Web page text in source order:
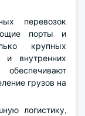
перевозок
порты и
крупных
и внутренних
обеспечивают
грузов на
логистику,